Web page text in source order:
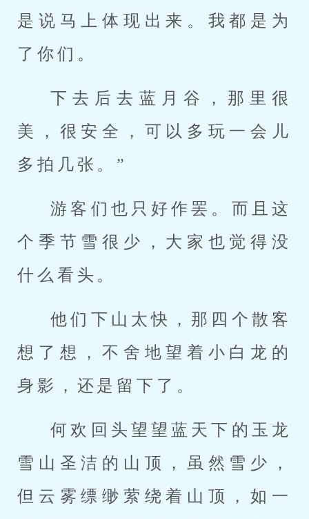
是说马上体现出来。我都是为
了你们。
下去后去蓝月谷，那里很
美，很安全，可以多玩一会儿
多拍几张。”
游客们也只好作罢。而且这
个季节雪很少，大家也觉得没
什么看头。
他们下山太快，那四个散客
想了想，不舍地望着小白龙的
身影，还是留下了。
何欢回头望望蓝天下的玉龙
雪山圣洁的山顶，虽然雪少，
但云雾缥缈萦绕着山顶，如一